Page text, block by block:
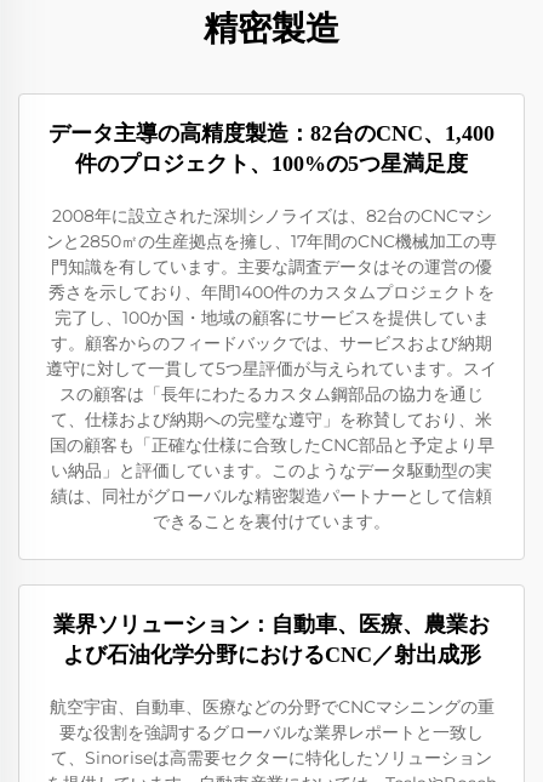
精密製造
データ主導の高精度製造：82台のCNC、1,400
件のプロジェクト、100%の5つ星満足度
2008年に設立された深圳シノライズは、82台のCNCマシ
ンと2850㎡の生産拠点を擁し、17年間のCNC機械加工の専
門知識を有しています。主要な調査データはその運営の優
秀さを示しており、年間1400件のカスタムプロジェクトを
完了し、100か国・地域の顧客にサービスを提供していま
す。顧客からのフィードバックでは、サービスおよび納期
遵守に対して一貫して5つ星評価が与えられています。スイ
スの顧客は「長年にわたるカスタム鋼部品の協力を通じ
て、仕様および納期への完璧な遵守」を称賛しており、米
国の顧客も「正確な仕様に合致したCNC部品と予定より早
い納品」と評価しています。このようなデータ駆動型の実
績は、同社がグローバルな精密製造パートナーとして信頼
できることを裏付けています。
業界ソリューション：自動車、医療、農業お
よび石油化学分野におけるCNC／射出成形
航空宇宙、自動車、医療などの分野でCNCマシニングの重
要な役割を強調するグローバルな業界レポートと一致し
て、Sinoriseは高需要セクターに特化したソリューション